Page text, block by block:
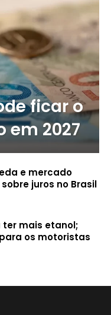
ficar o
2027
e mercado
juros no Brasil
ter mais etanol;
os motoristas